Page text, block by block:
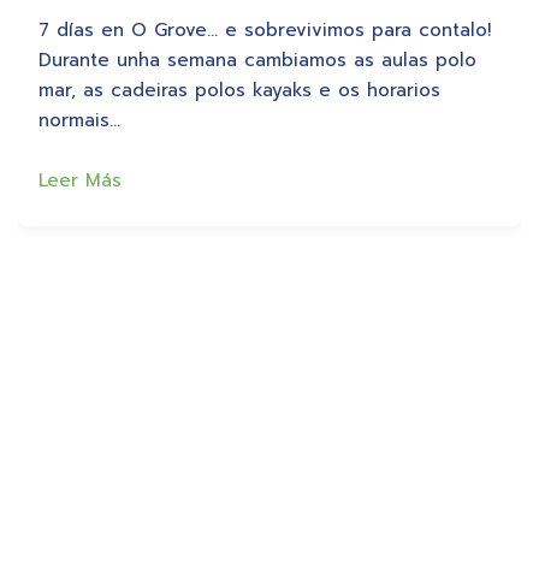
7 días en O Grove… e sobrevivimos para contalo!
Durante unha semana cambiamos as aulas polo
mar, as cadeiras polos kayaks e os horarios
normais…
Leer Más